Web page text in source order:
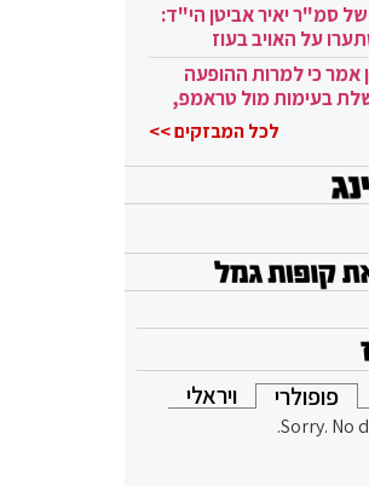
סמ"ר יאיר אביטן הי"ד:
על האויב בעוז
אמר כי למרות ההופעה
בעימות מול טראמפ,
לכל המבזקים >>
פופולרי ויראלי
Sorry. No